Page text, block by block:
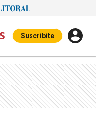
Suscribite